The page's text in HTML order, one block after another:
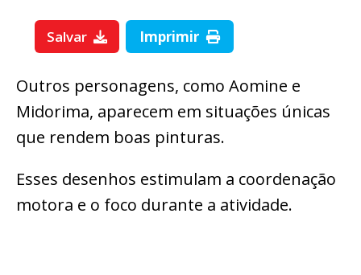
Salvar Imprimir
Outros personagens, como Aomine e
Midorima, aparecem em situações únicas
que rendem boas pinturas.
Esses desenhos estimulam a coordenação
motora e o foco durante a atividade.